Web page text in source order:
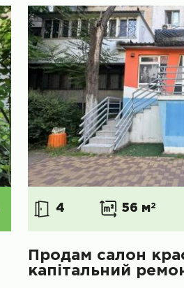
4 56 м2
Продам салон
капітальний